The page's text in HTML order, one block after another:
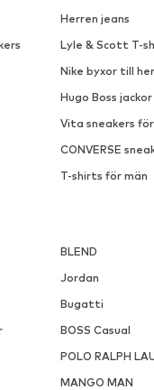
Herren jeans
Lyle & Scott T-
Nike byxor till
Hugo Boss
Vita sneakers
CONVERSE
T-shirts för män
BLEND
Jordan
Bugatti
BOSS Casual
POLO RALPH
MANGO MAN